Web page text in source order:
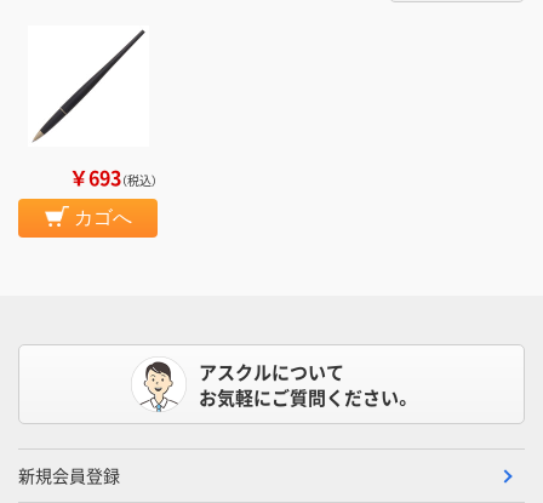
￥693（税込）
カゴへ
アスクルについて
お気軽にご質問ください。
新規会員登録